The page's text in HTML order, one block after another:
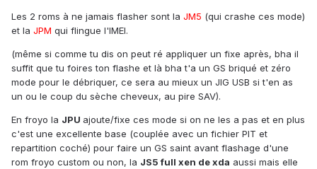
Les 2 roms à ne jamais flasher sont la JM5 (qui crashe ces mode)
et la JPM qui flingue l'IMEI.
(même si comme tu dis on peut ré appliquer un fixe après, bha il
suffit que tu foires ton flashe et là bha t'a un GS briqué et zéro
mode pour le débriquer, ce sera au mieux un JIG USB si t'en as
un ou le coup du sèche cheveux, au pire SAV).
En froyo la JPU ajoute/fixe ces mode si on ne les a pas et en plus
c'est une excellente base (couplée avec un fichier PIT et
repartition coché) pour faire un GS saint avant flashage d'une
rom froyo custom ou non, la JS5 full xen de xda aussi mais elle